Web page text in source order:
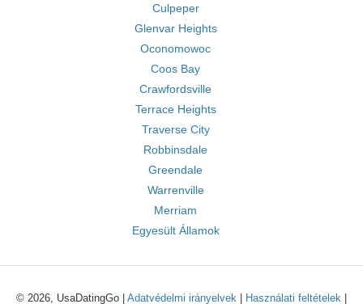
Culpeper
Glenvar Heights
Oconomowoc
Coos Bay
Crawfordsville
Terrace Heights
Traverse City
Robbinsdale
Greendale
Warrenville
Merriam
Egyesült Államok
© 2026, UsaDatingGo | Adatvédelmi irányelvek Használati feltételek